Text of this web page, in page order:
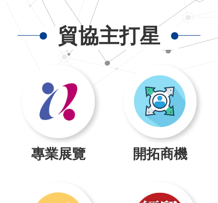
貿協主打星
專業展覽 開拓商機